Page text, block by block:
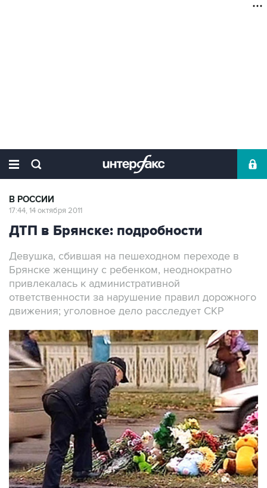
В РОССИИ
17:44, 14 октября 2011
ДТП в Брянске: подробности
Девушка, сбившая на пешеходном переходе в
Брянске женщину с ребенком, неоднократно
привлекалась к административной
ответственности за нарушение правил дорожного
движения; уголовное дело расследует СКР